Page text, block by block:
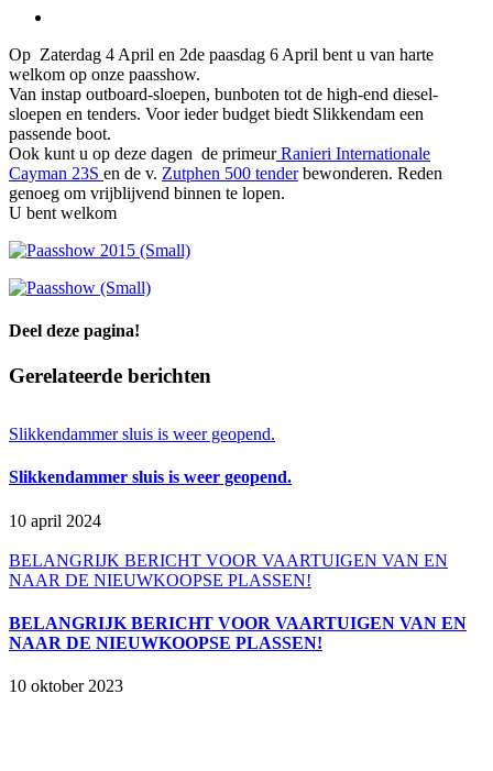
afbeelding
Op Zaterdag 4 April en 2de paasdag 6 April bent u van harte
welkom op onze paasshow.
Van instap outboard-sloepen, bunboten tot de high-end diesel-
sloepen en tenders. Voor ieder budget biedt Slikkendam een
passende boot.
Ook kunt u op deze dagen de primeurRanieri Internationale
Cayman 23S en de v. Zutphen 500 tenderbewonderen. Reden
genoeg om vrijblijvend binnen te lopen.
U bent welkom
Deel deze pagina!
Facebook
X
LinkedIn
WhatsApp
E-
Gerelateerde berichten
Slikkendammer sluis is weer geopend.
Slikkendammer sluis is weer geopend.
10 april 2024
BELANGRIJK BERICHT VOOR VAARTUIGEN VAN EN
NAAR DE NIEUWKOOPSE PLASSEN!
BELANGRIJK BERICHT VOOR VAARTUIGEN VAN EN
NAAR DE NIEUWKOOPSE PLASSEN!
10 oktober 2023